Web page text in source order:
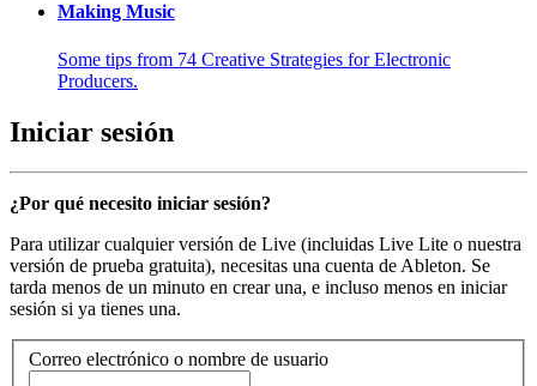
Making Music
Some tips from 74 Creative Strategies for Electronic
Producers.
Iniciar sesión
¿Por qué necesito iniciar sesión?
Para utilizar cualquier versión de Live (incluidas Live Lite o nuestra
versión de prueba gratuita), necesitas una cuenta de Ableton. Se
tarda menos de un minuto en crear una, e incluso menos en iniciar
sesión si ya tienes una.
Correo electrónico o nombre de usuario